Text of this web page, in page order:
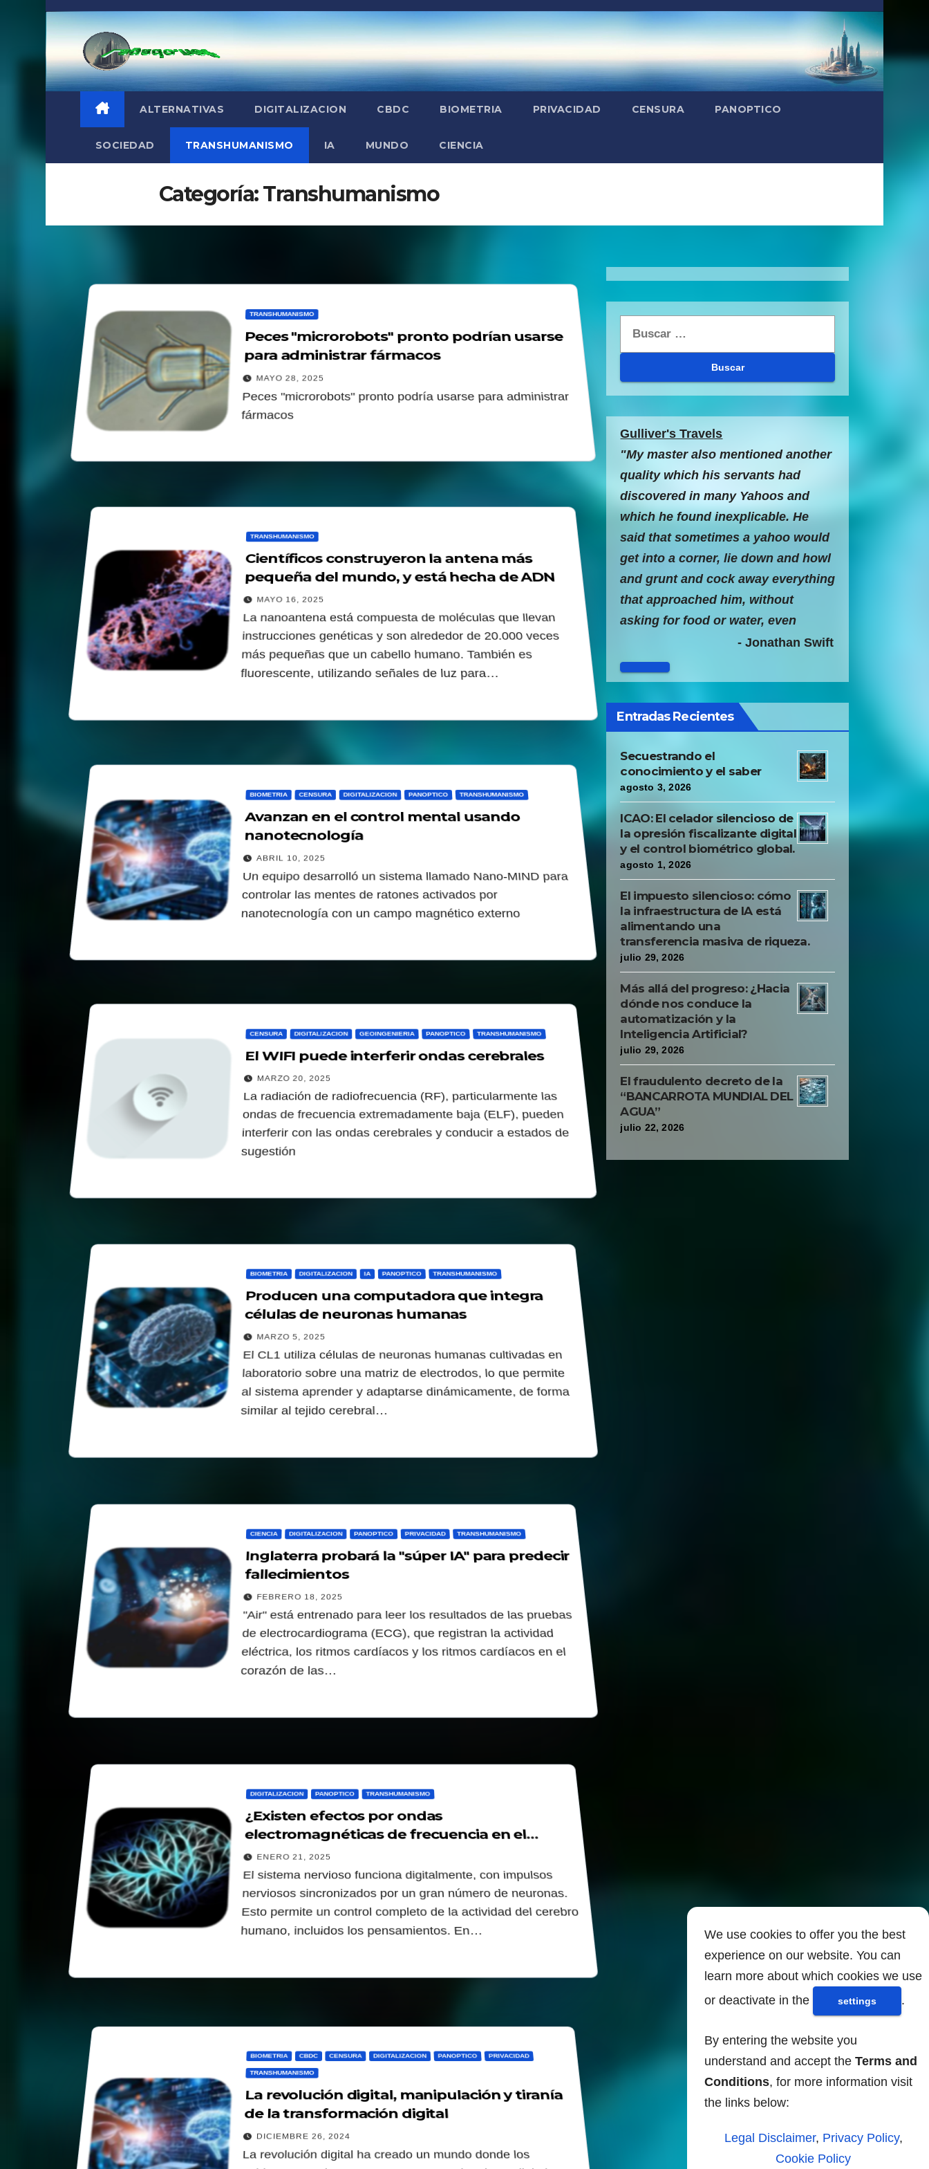
We use cookies to offer you the best
experience on our website. You can
learn more about which cookies we use
or deactivate in the
settings .
By entering the website you
understand and accept the Terms and
Conditions, for more information visit
the links below:
Legal Disclaimer, Privacy Policy,
Cookie Policy
Saltar
al
contenido
ALTERNATIVAS DIGITALIZACION CBDC BIOMETRIA PRIVACIDAD CENSURA PANOPTICO
SOCIEDAD TRANSHUMANISMO IA MUNDO CIENCIA
Categoría:Transhumanismo
TRANSHUMANISMO
Peces "microrobots" pronto podrían usarse
para administrar fármacos
MAYO 28, 2025
Peces "microrobots" pronto podría usarse para administrar
fármacos
TRANSHUMANISMO
Científicos construyeron la antena más
pequeña del mundo, y está hecha de ADN
MAYO 16, 2025
La nanoantena está compuesta de moléculas que llevan
instrucciones genéticas y son alrededor de 20.000 veces
más pequeñas que un cabello humano. También es
fluorescente, utilizando señales de luz para…
BIOMETRIA CENSURA DIGITALIZACION PANOPTICO TRANSHUMANISMO
Avanzan en el control mental usando
nanotecnología
ABRIL 10, 2025
Un equipo desarrolló un sistema llamado Nano-MIND para
controlar las mentes de ratones activados por
nanotecnología con un campo magnético externo
CENSURA DIGITALIZACION GEOINGENIERIA PANOPTICO TRANSHUMANISMO
El WIFI puede interferir ondas cerebrales
MARZO 20, 2025
La radiación de radiofrecuencia (RF), particularmente las
ondas de frecuencia extremadamente baja (ELF), pueden
interferir con las ondas cerebrales y conducir a estados de
sugestión
BIOMETRIA DIGITALIZACION IA PANOPTICO TRANSHUMANISMO
Producen una computadora que integra
células de neuronas humanas
MARZO 5, 2025
El CL1 utiliza células de neuronas humanas cultivadas en
laboratorio sobre una matriz de electrodos, lo que permite
al sistema aprender y adaptarse dinámicamente, de forma
similar al tejido cerebral…
CIENCIA DIGITALIZACION PANOPTICO PRIVACIDAD TRANSHUMANISMO
Inglaterra probará la "súper IA" para predecir
fallecimientos
FEBRERO 18, 2025
"Air" está entrenado para leer los resultados de las pruebas
de electrocardiograma (ECG), que registran la actividad
eléctrica, los ritmos cardíacos y los ritmos cardíacos en el
corazón de las…
DIGITALIZACION PANOPTICO TRANSHUMANISMO
¿Existen efectos por ondas
electromagnéticas de frecuencia en el
sistema nervioso humano?
ENERO 21, 2025
El sistema nervioso funciona digitalmente, con impulsos
nerviosos sincronizados por un gran número de neuronas.
Esto permite un control completo de la actividad del cerebro
humano, incluidos los pensamientos. En…
BIOMETRIA CBDC CENSURA DIGITALIZACION PANOPTICO PRIVACIDAD
TRANSHUMANISMO
La revolución digital, manipulación y tiranía
de la transformación digital
DICIEMBRE 26, 2024
La revolución digital ha creado un mundo donde los
Gulliver's Travels
"My master also mentioned another
quality which his servants had
discovered in many Yahoos and
which he found inexplicable. He
said that sometimes a yahoo would
get into a corner, lie down and howl
and grunt and cock away everything
that approached him, without
asking for food or water, even
though he was young and fat. The
servants could not imagine what
evil tormented him, and the only
remedy they had found was to make
him work hard, thus restoring
- Jonathan Swift
Entradas Recientes
Secuestrando el
conocimiento y el saber
agosto 3, 2026
ICAO: El celador silencioso de
la opresión fiscalizante digital
y el control biométrico global.
agosto 1, 2026
El impuesto silencioso: cómo
la infraestructura de IA está
alimentando una
transferencia masiva de riqueza.
julio 29, 2026
Más allá del progreso: ¿Hacia
dónde nos conduce la
automatización y la
Inteligencia Artificial?
julio 29, 2026
El fraudulento decreto de la
“BANCARROTA MUNDIAL DEL
AGUA”
julio 22, 2026